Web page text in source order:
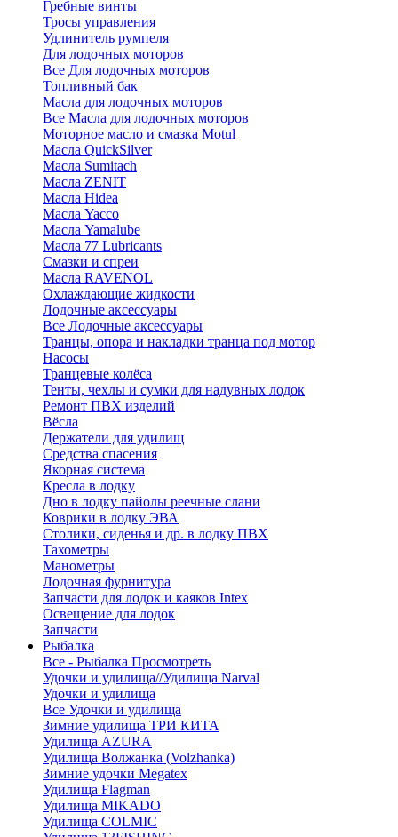
Гребные винты
Тросы управления
Удлинитель румпеля
Для лодочных моторов
Все Для лодочных моторов
Топливный бак
Масла для лодочных моторов
Все Масла для лодочных моторов
Моторное масло и смазка Motul
Масла QuickSilver
Масла Sumitach
Масла ZENIT
Масла Hidea
Масла Yacco
Масла Yamalube
Масла 77 Lubricants
Смазки и спреи
Масла RAVENOL
Охлаждающие жидкости
Лодочные аксессуары
Все Лодочные аксессуары
Транцы, опора и накладки транца под мотор
Насосы
Транцевые колёса
Тенты, чехлы и сумки для надувных лодок
Ремонт ПВХ изделий
Вёсла
Держатели для удилищ
Средства спасения
Якорная система
Кресла в лодку
Дно в лодку пайолы реечные слани
Коврики в лодку ЭВА
Столики, сиденья и др. в лодку ПВХ
Тахометры
Манометры
Лодочная фурнитура
Запчасти для лодок и каяков Intex
Освещение для лодок
Запчасти
Рыбалка
Все - Рыбалка Просмотреть
Удочки и удилища//Удилища Narval
Удочки и удилища
Все Удочки и удилища
Зимние удилища ТРИ КИТА
Удилища AZURA
Удилища Волжанка (Volzhanka)
Зимние удочки Megatex
Удилища Flagman
Удилища MIKADO
Удилища COLMIC